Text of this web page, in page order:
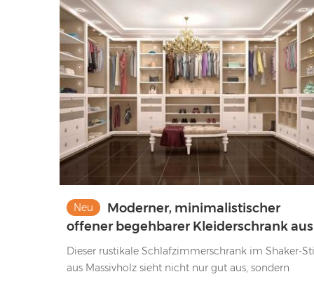
Neu
Moderner, minimalistischer
offener begehbarer Kleiderschrank aus
Melamin, Massivholz-Kleiderschrank
Dieser rustikale Schlafzimmerschrank im Shaker-
aus Massivholz sieht nicht nur gut aus, sondern